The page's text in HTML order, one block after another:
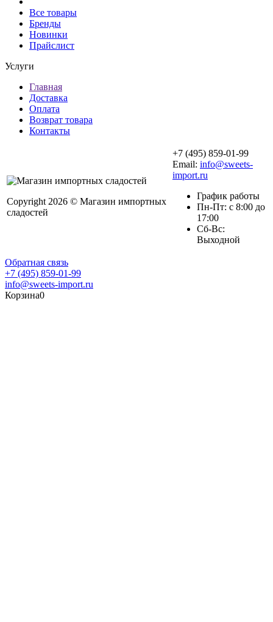
Все товары
Бренды
Новинки
Прайслист
Услуги
Главная
Доставка
Оплата
Возврат товара
Контакты
Copyright 2026 © Магазин импортных
сладостей
+7 (495) 859-01-99
Email: info@sweets-
import.ru
График работы
Пн-Пт: с 8:00 до
17:00
Сб-Вс:
Выходной
Обратная связь
+7 (495) 859-01-99
info@sweets-import.ru
Корзина0